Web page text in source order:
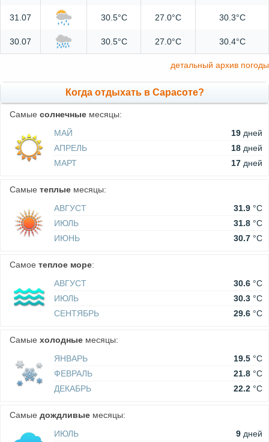
31.07 30.5°C 27.0°C 30.3°C
30.07 30.5°C 27.0°C 30.4°C
детальный архив погоды
Когда отдыхать в Сарасоте?
Самые солнечные месяцы:
МАЙ
19 дней
АПРЕЛЬ
18 дней
МАРТ
17 дней
Самые теплые месяцы:
АВГУСТ
31.9 °C
ИЮЛЬ
31.8 °C
ИЮНЬ
30.7 °C
Самое теплое море:
АВГУСТ
30.6 °C
ИЮЛЬ
30.3 °C
СЕНТЯБРЬ
29.6 °C
Самые холодные месяцы:
ЯНВАРЬ
19.5 °C
ФЕВРАЛЬ
21.8 °C
ДЕКАБРЬ
22.2 °C
Самые дождливые месяцы:
ИЮЛЬ
9 дней